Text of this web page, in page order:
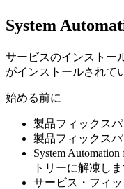
System
サービスのインストー
がインストールされて
始める前に
製品フィックス
製品フィックス
System
トリーに解凍し
サービス・フィ